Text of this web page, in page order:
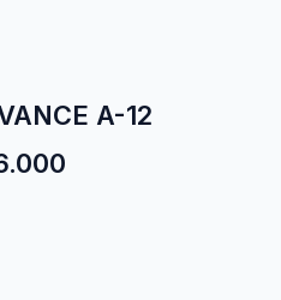
A-12